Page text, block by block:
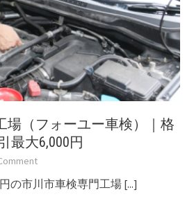
場（フォーユー車検）｜格
最大6,000円
の市川市車検専門工場 [...]